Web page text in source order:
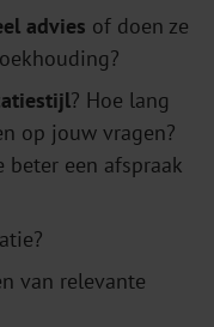
advies of doen ze
? Hoe lang
op jouw vragen?
beter een afspraak
van relevante